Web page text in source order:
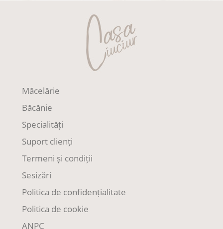
Măcelărie
Băcănie
Specialități
Suport clienți
Termeni și condiții
Sesizări
Politica de confidențialitate
Politica de cookie
ANPC